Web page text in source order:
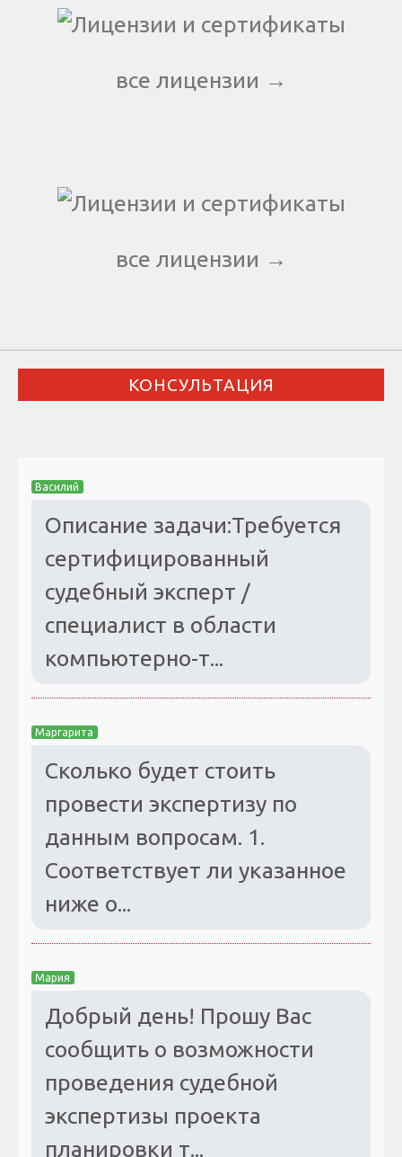
все лицензии →
все лицензии →
КОНСУЛЬТАЦИЯ
Василий
Описание задачи:Требуется
сертифицированный
судебный эксперт /
специалист в области
компьютерно-т...
Маргарита
Сколько будет стоить
провести экспертизу по
данным вопросам. 1.
Соответствует ли указанное
ниже о...
Мария
Добрый день! Прошу Вас
сообщить о возможности
проведения судебной
экспертизы проекта
планировки т...